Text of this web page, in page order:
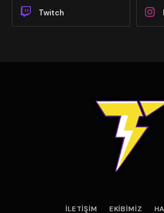
Twitch
İLETIŞIM EKIBIMIZ